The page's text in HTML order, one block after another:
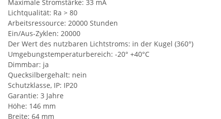
Maximale Stromstärke: 33 mA
Lichtqualität: Ra > 80
Arbeitsressource: 20000 Stunden
Ein/Aus-Zyklen: 20000
Der Wert des nutzbaren Lichtstroms: in der Kugel (360°)
Umgebungstemperaturbereich: -20° +40°C
Dimmbar: ja
Quecksilbergehalt: nein
Schutzklasse, IP: IP20
Garantie: 3 Jahre
Höhe: 146 mm
Breite: 64 mm